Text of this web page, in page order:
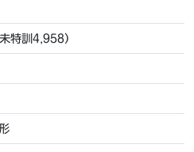
特訓4,958）